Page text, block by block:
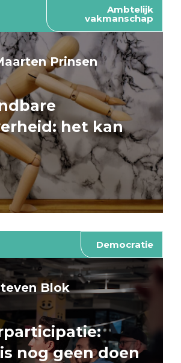
Ambtelijk
vakmanschap
Prinsen
het kan
Democratie
Blok
nog geen doen